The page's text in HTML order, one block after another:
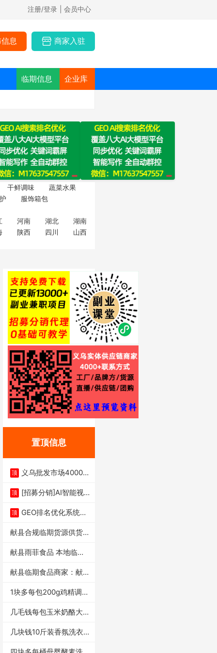
注册/登录 | 会员中心
息 商家入驻
临期信息 企业库
干鲜调味
蔬菜水果
服饰箱包
河南 湖北
湖南
陕西 四川
山西
置顶信息
顶
义乌批发市场4000多
顶 [招募分销]AI智能视
顶 GEO排名优化系统+A
献县合规临期货源供货商
献县雨菲食品 本地临期
献县临期食品商家：献县
1块多每包200g鸡精调味
几毛钱每包玉米奶酪大虾
几块钱10斤装香氛洗衣